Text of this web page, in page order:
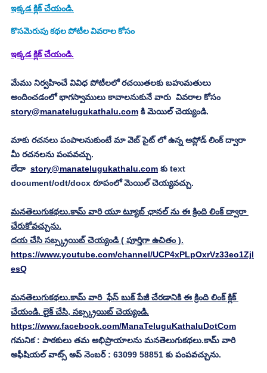
ఇక్కడ క్లిక్ చేయండి.
కొసమెరుపు కథల పోటీల వివరాల కోసం
ఇక్కడ క్లిక్ చేయండి.
మేము నిర్వహించే వివిధ పోటీలలో రచయితలకు బహుమతులు
అందించడంలో భాగస్వాములు కావాలనుకునే వారు  వివరాల కోసం
story@manatelugukathalu.com కి మెయిల్ చెయ్యండి.
మాకు రచనలు పంపాలనుకుంటే మా వెబ్ సైట్ లో ఉన్న అప్లోడ్ లింక్ ద్వారా
మీ రచనలను పంపవచ్చు.
లేదా story@manatelugukathalu.com కు text
document/odt/docx రూపంలో మెయిల్ చెయ్యవచ్చు.
మనతెలుగుకథలు.కామ్ వారి యూ ట్యూబ్ ఛానల్ ను ఈ క్రింది లింక్ ద్వారా
చేరుకోవచ్చును.
దయ చేసి సబ్స్క్రయిబ్ చెయ్యండి ( పూర్తిగా ఉచితం ).
https://www.youtube.com/channel/UCP4xPLpOxrVz33eo1Zjl
esQ
మనతెలుగుకథలు.కామ్ వారి  ఫేస్ బుక్ పేజీ చేరడానికి ఈ క్రింది లింక్ క్లిక్
చేయండి. లైక్ చేసి, సబ్స్క్రయిబ్ చెయ్యండి.
https://www.facebook.com/ManaTeluguKathaluDotCom
గమనిక : పాఠకులు తమ అభిప్రాయాలను మనతెలుగుకథలు.కామ్ వారి
అఫీషియల్ వాట్స్ అప్ నెంబర్ : 63099 58851 కు పంపవచ్చును.